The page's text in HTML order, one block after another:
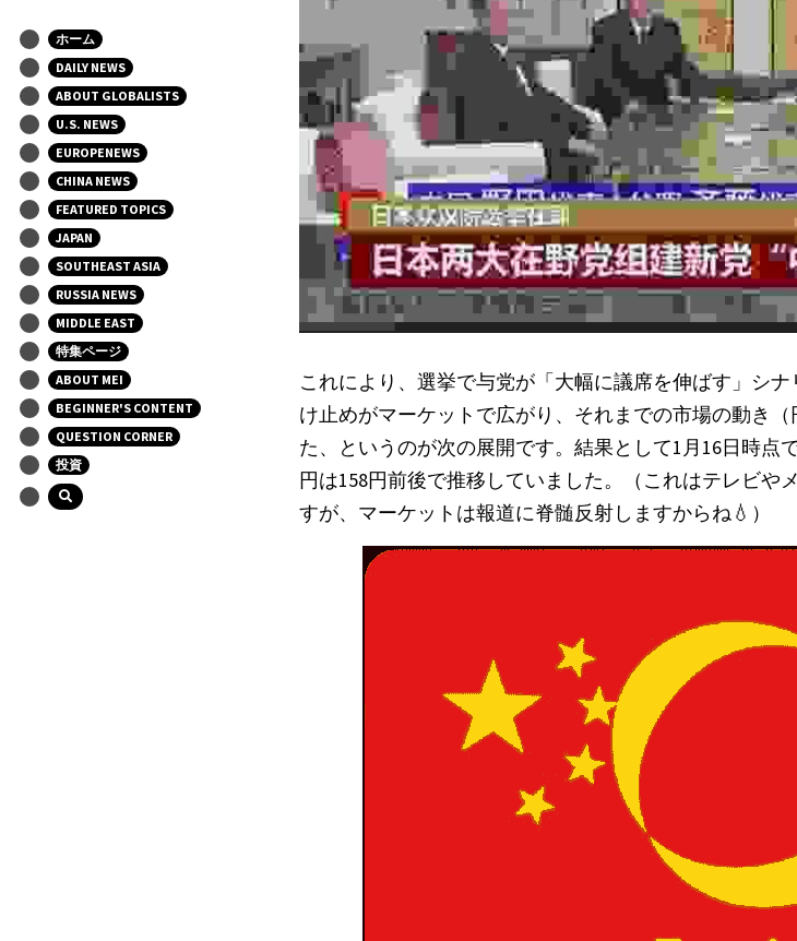
ホーム
DAILY NEWS
ABOUT GLOBALISTS
U.S. NEWS
EUROPENEWS
CHINA NEWS
FEATURED TOPICS
JAPAN
SOUTHEAST ASIA
RUSSIA NEWS
MIDDLE EAST
特集ページ
ABOUT MEI
BEGINNER'S CONTENT
QUESTION CORNER
投資
これにより、選挙で与党が「大幅に議席を伸ばす」シ
け止めがマーケットで広がり、それまでの市場の動き
た、というのが次の展開です。結果として1月16日時点
円は158円前後で推移していました。（これはテレビや
すが、マーケットは報道に脊髄反射しますからね💧）